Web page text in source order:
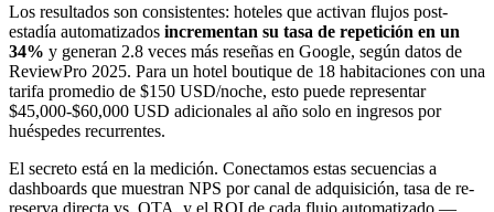
Los resultados son consistentes: hoteles que activan flujos post-
estadía automatizados incrementan su tasa de repetición en un
34% y generan 2.8 veces más reseñas en Google, según datos de
ReviewPro 2025. Para un hotel boutique de 18 habitaciones con una
tarifa promedio de $150 USD/noche, esto puede representar
$45,000-$60,000 USD adicionales al año solo en ingresos por
huéspedes recurrentes.
El secreto está en la medición. Conectamos estas secuencias a
dashboards que muestran NPS por canal de adquisición, tasa de re-
reserva directa vs. OTA, y el ROI de cada flujo automatizado —